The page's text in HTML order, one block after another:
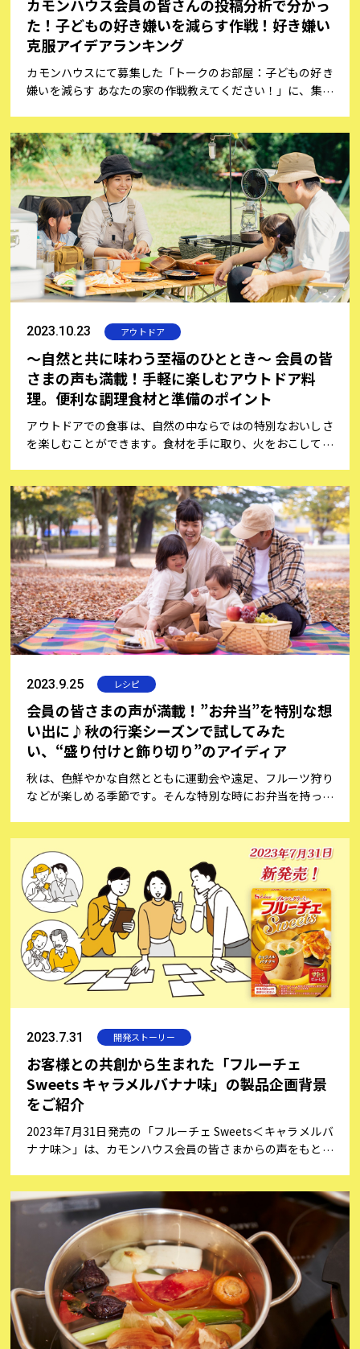
カモンハウス会員の皆さんの投稿分析で分かっ
た！子どもの好き嫌いを減らす作戦！好き嫌い
克服アイデアランキング
カモンハウスにて募集した「トークのお部屋：子どもの好き
嫌いを減らす あなたの家の作戦教えてください！」に、集ま
2023.10.23 アウトドア
～自然と共に味わう至福のひととき～ 会員の皆
さまの声も満載！手軽に楽しむアウトドア料
理。便利な調理食材と準備のポイント
アウトドアでの食事は、自然の中ならではの特別なおいしさ
を楽しむことができます。食材を手に取り、火をおこして料
にとっては屋外での調理は慣れていないため、戸惑うことも
あるでしょう。そこで、会員の皆さまの声をご紹介しなが
ら、アウトドア料理を楽しむポイントをご紹介します。おす
すめの道具や下準備のコツ、便利な調理食材などをお伝え
し、初心者の方でも楽しくおいしい料理を作るヒントをご紹
介。今回は、キャンプコーディネーター/アウトドア専門家
として活躍している「松尾真里子さん」にキャンプのコツや
レシピ提案をしていただきました！
2023.9.25 レシピ
会員の皆さまの声が満載！”お弁当”を特別な想
い出に♪秋の行楽シーズンで試してみた
い、“盛り付けと飾り切り”のアイディア
秋は、色鮮やかな自然とともに運動会や遠足、フルーツ狩り
などが楽しめる季節です。そんな特別な時にお弁当を持って
も楽しみの一つですね。そこで、今回は会員の皆さまからご
投稿いただいたお弁当にまつわる想い出をご紹介しながら、
お弁当を特別なものにするための盛り付けのコツと、初心者
でも簡単にできる楽しい飾り切りのアイディアをご紹介いた
します。
2023.7.31 開発ストーリー
お客様との共創から生まれた「フルーチェ
Sweets キャラメルバナナ味」の製品企画背景
をご紹介
2023年7月31日発売の「フルーチェ Sweets＜キャラメルバ
ナナ味＞」は、カモンハウス会員の皆さまからの声をもとに